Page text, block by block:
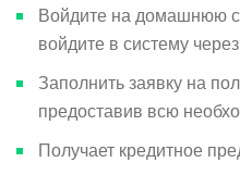
Войдите на домашнюю
войдите в систему
Заполнить заявку на
предоставив всю
Получает кредитное